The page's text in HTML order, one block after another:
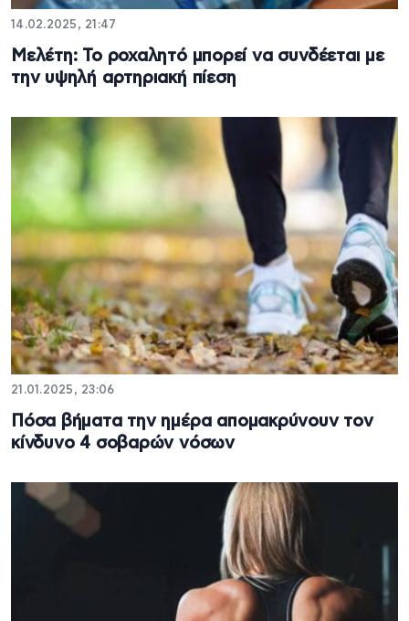
14.02.2025, 21:47
Mελέτη: Το ροχαλητό μπορεί να συνδέεται με
την υψηλή αρτηριακή πίεση
21.01.2025, 23:06
Πόσα βήματα την ημέρα απομακρύνουν τον
κίνδυνο 4 σοβαρών νόσων